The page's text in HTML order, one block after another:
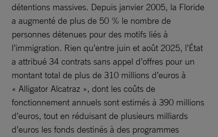
détentions massives. Depuis janvier 2005, la Floride
a augmenté de plus de 50 % le nombre de
personnes détenues pour des motifs liés à
l’immigration. Rien qu’entre juin et août 2025, l’État
a attribué 34 contrats sans appel d’offres pour un
montant total de plus de 310 millions d’euros à
« Alligator Alcatraz », dont les coûts de
fonctionnement annuels sont estimés à 390 millions
d’euros, tout en réduisant de plusieurs milliards
d’euros les fonds destinés à des programmes